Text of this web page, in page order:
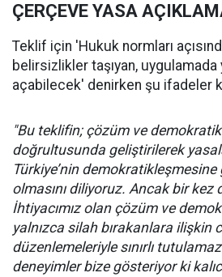
ÇERÇEVE YASA
Teklif için 'Hukuk normları
belirsizlikler taşıyan, uygulamada
açabilecek' denirken şu ifadeler
"Bu teklifin; çözüm ve
doğrultusunda geliştirilerek
Türkiye’nin demokratikleşmesine
olmasını diliyoruz. Ancak bir kez
İhtiyacımız olan çözüm ve
yalnızca silah bırakanlara ilişkin
düzenlemeleriyle sınırlı
deneyimler bize gösteriyor ki